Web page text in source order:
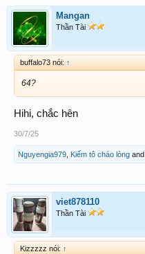
Mangan
Thần Tài
buffalo73 nói: ↑
64?
Hihi, chắc hên
30/7/25
Nguyengia979 Kiếm tô cháo lòng and
viet878110
Thần Tài
Kizzzzz nói: ↑